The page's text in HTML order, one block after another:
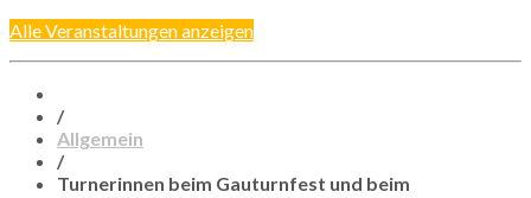
Alle Veranstaltungen anzeigen
/
Allgemein
/
Turnerinnen beim Gauturnfest und beim